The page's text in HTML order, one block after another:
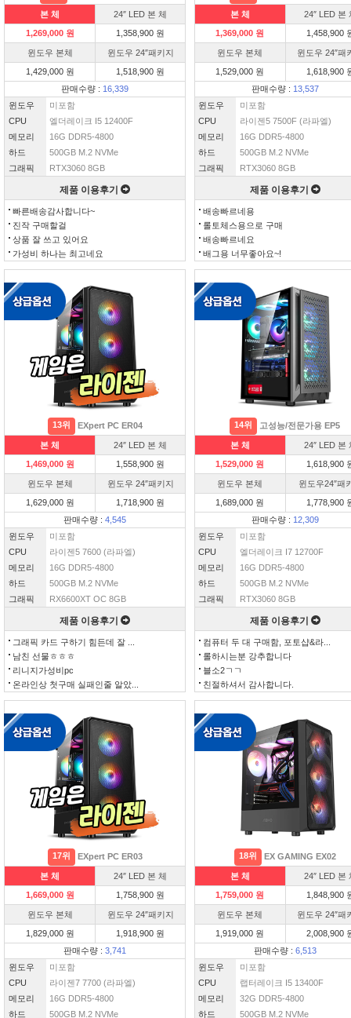
본 체
24″ LED 본 체
1,269,000 원
1,358,900 원
윈도우 본체
윈도우 24″패키지
1,429,000 원
1,518,900 원
판매수량 : 16,339
윈도우
미포함
CPU
엘더레이크 I5 12400F
메모리
16G DDR5-4800
하드
500GB M.2 NVMe
그래픽
RTX3060 8GB
제품 이용후기
빠른배송감사합니다~
진작 구매할걸
상품 잘 쓰고 있어요
가성비 하나는 최고네요
본 체
24″ LED 본
1,369,000 원
1,458,900
윈도우 본체
윈도우 24″패
1,529,000 원
1,618,900
판매수량 : 13,537
윈도우
미포함
CPU
라이젠5 7500F (라파엘)
메모리
16G DDR5-4800
하드
500GB M.2 NVMe
그래픽
RTX3060 8GB
제품 이용후기
배송빠르네용
롤토체스용으로 구매
배송빠르네요
배그용 너무좋아요~!
13위 EXpert PC ER04
본 체
24″ LED 본 체
1,469,000 원
1,558,900 원
윈도우 본체
윈도우 24″패키지
1,629,000 원
1,718,900 원
판매수량 : 4,545
윈도우
미포함
CPU
라이젠5 7600 (라파엘)
메모리
16G DDR5-4800
하드
500GB M.2 NVMe
그래픽
RX6600XT OC 8GB
제품 이용후기
그래픽 카드 구하기 힘든데 잘 ...
남친 선물ㅎㅎㅎ
리니지가성비pc
온라인상 첫구매 실패인줄 알았...
14위 고성능/전문가용 EP5
본 체
24″ LED 본
1,529,000 원
1,618,900
윈도우 본체
윈도우24″패
1,689,000 원
1,778,900
판매수량 : 12,309
윈도우
미포함
CPU
엘더레이크 I7 12700F
메모리
16G DDR5-4800
하드
500GB M.2 NVMe
그래픽
RTX3060 8GB
제품 이용후기
컴퓨터 두 대 구매함, 포토샵&라...
롤하시는분 강추합니다
블소2ㄱㄱ
친절하셔서 감사합니다.
17위 EXpert PC ER03
본 체
24″ LED 본 체
1,669,000 원
1,758,900 원
윈도우 본체
윈도우 24″패키지
1,829,000 원
1,918,900 원
판매수량 : 3,741
윈도우
미포함
CPU
라이젠7 7700 (라파엘)
메모리
16G DDR5-4800
하드
500GB M.2 NVMe
18위 EX GAMING EX02
본 체
24″ LED 본
1,759,000 원
1,848,900
윈도우 본체
윈도우 24″패
1,919,000 원
2,008,900
판매수량 : 6,513
윈도우
미포함
CPU
랩터레이크 I5 13400F
메모리
32G DDR5-4800
하드
500GB M.2 NVMe